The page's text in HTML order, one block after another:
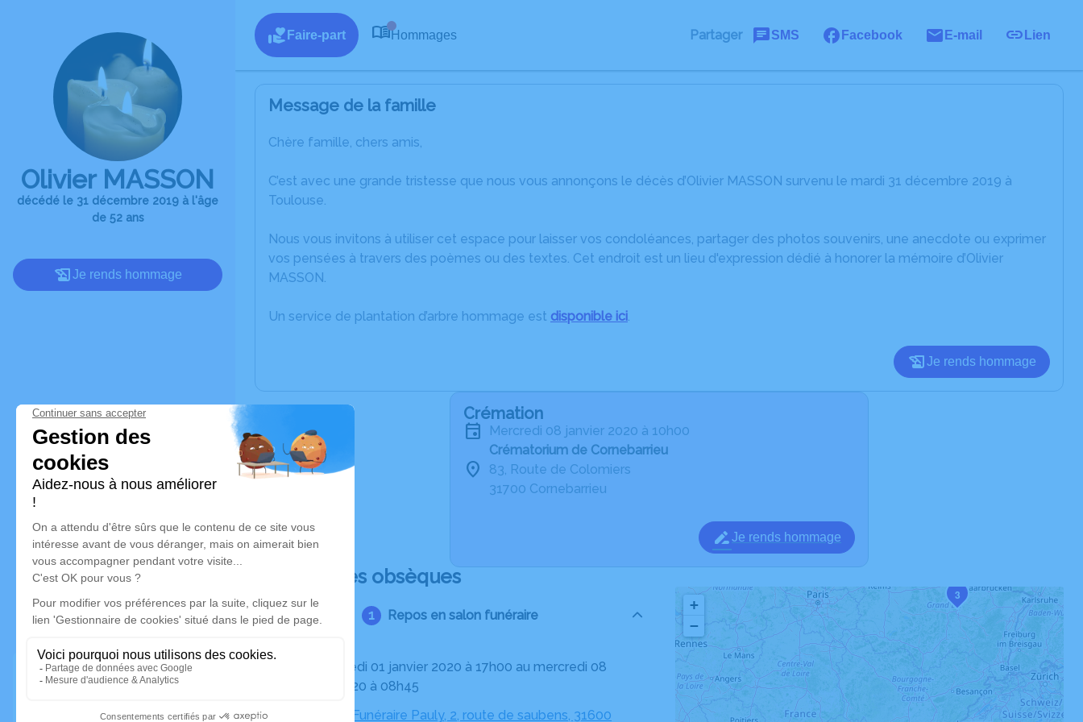
Olivier MASSON
décédé le 31 décembre 2019 à l'âge
de 52 ans
Je rends hommage
Faire-part Hommages Partager SMS Facebook E-mail Lien
Message de la famille
Chère famille, chers amis,
C’est avec une grande tristesse que nous vous annonçons le décès d’Olivier MASSON survenu le mardi 31 décembre 2019 à
Toulouse.
Nous vous invitons à utiliser cet espace pour laisser vos condoléances, partager des photos souvenirs, une anecdote ou exprimer
vos pensées à travers des poèmes ou des textes. Cet endroit est un lieu d'expression dédié à honorer la mémoire d’Olivier
MASSON.
Un service de plantation d’arbre hommage est disponible ici.
Je rends hommage
Crémation
mercredi 08 janvier 2020 à 10h00
Crématorium de Cornebarrieu
83, Route de Colomiers
31700 Cornebarrieu
Je rends hommage
Déroulé des obsèques
Repos en salon funéraire
janvier 2020 à 08h45
Chambre Funéraire Pauly, 2, route de saubens, 31600
3
+
−